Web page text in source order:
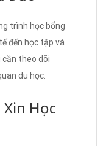
trình học bổng
đến học tập và
cần theo dõi
du học.
Học